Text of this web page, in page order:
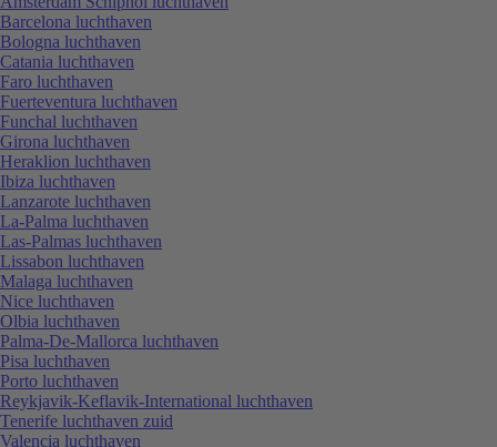
Barcelona luchthaven
Bologna luchthaven
Catania luchthaven
Faro luchthaven
Fuerteventura luchthaven
Funchal luchthaven
Girona luchthaven
Heraklion luchthaven
Ibiza luchthaven
Lanzarote luchthaven
La-Palma luchthaven
Las-Palmas luchthaven
Lissabon luchthaven
Malaga luchthaven
Nice luchthaven
Olbia luchthaven
Palma-De-Mallorca luchthaven
Pisa luchthaven
Porto luchthaven
Reykjavik-Keflavik-International luchthaven
Tenerife luchthaven zuid
Valencia luchthaven